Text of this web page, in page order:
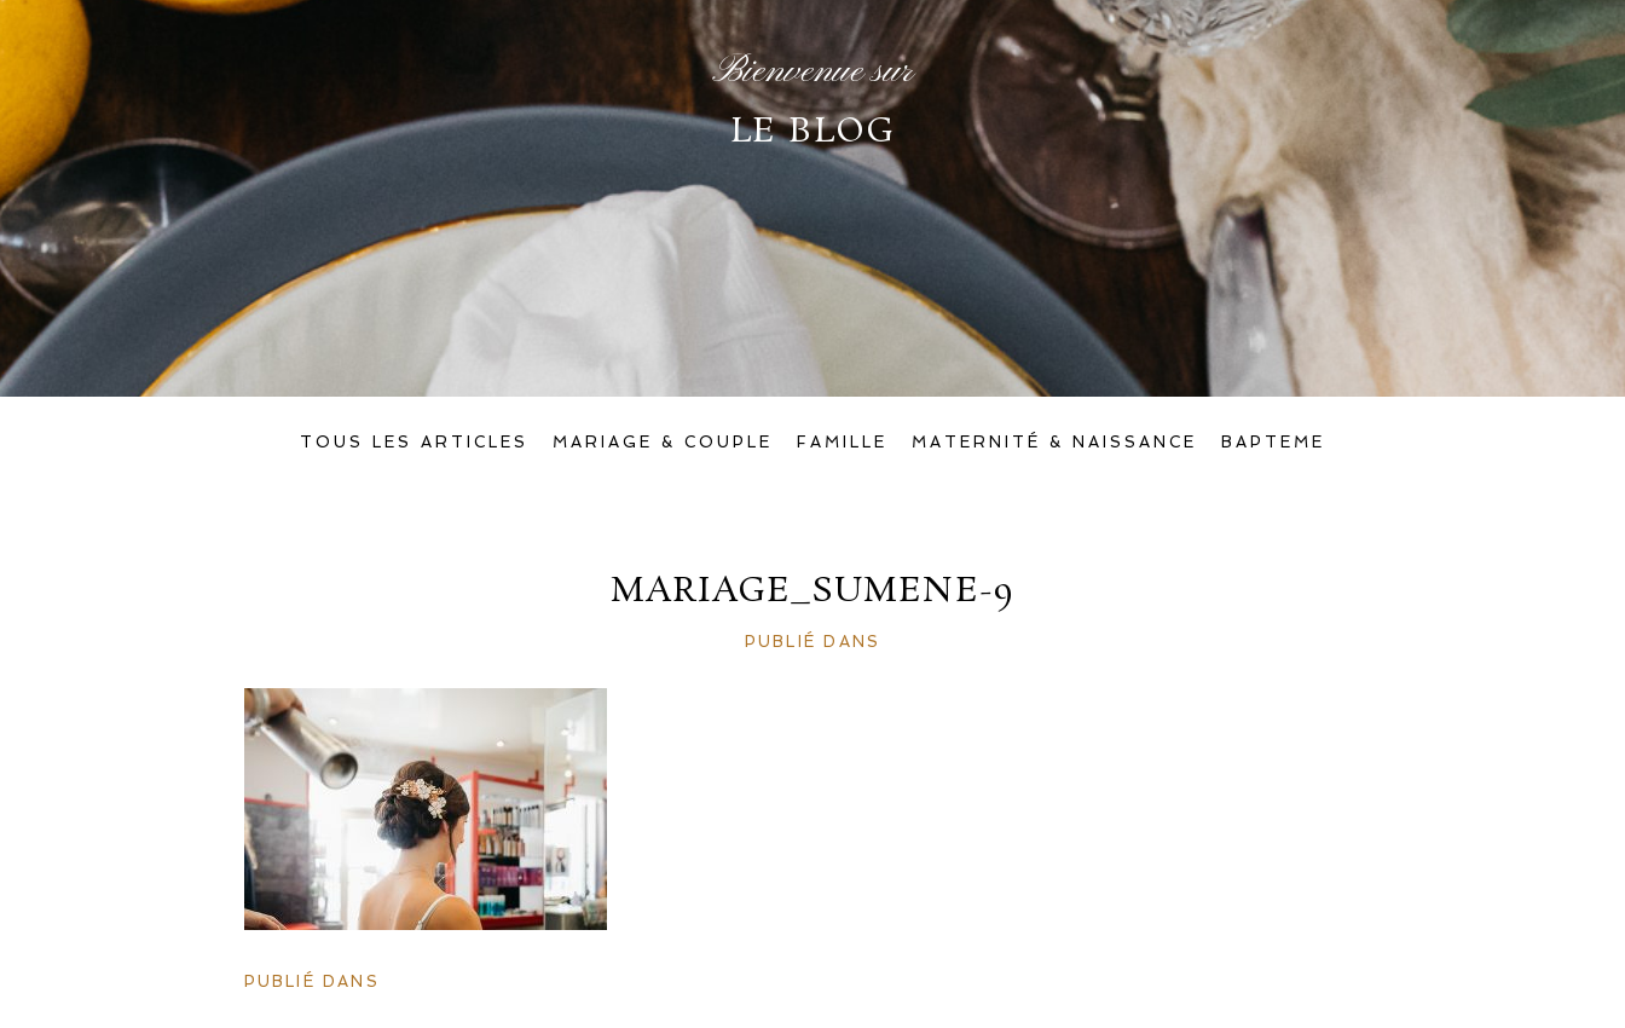
Bienvenue sur
LE BLOG
TOUS LES ARTICLES MARIAGE & COUPLE FAMILLE MATERNITÉ & NAISSANCE BAPTEME
MARIAGE_SUMENE-9
PUBLIÉ DANS
PUBLIÉ DANS